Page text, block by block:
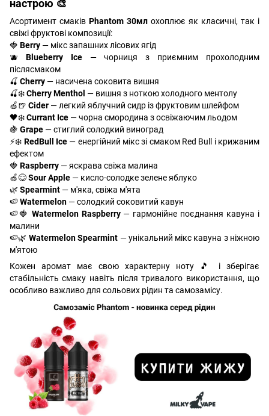
настрою 🎨
Асортимент смаків Phantom 30мл охоплює як класичні, так і
свіжі фруктові композиції:
🍓 Berry — мікс запашних лісових ягід
🫐 Blueberry Ice— чорниця з приємним прохолодним
післясмаком
🍒 Cherry — насичена соковита вишня
🍒❄️Cherry Menthol — вишня з ноткою холодного ментолу
🍏🍺 Cider — легкий яблучний сидр із фруктовим шлейфом
🖤❄️Currant Ice — чорна смородина з освіжаючим льодом
🍇 Grape — стиглий солодкий виноград
⚡❄️ RedBull Ice — енергійний мікс зі смаком Red Bull і крижаним
ефектом
🍓 Raspberry — яскрава свіжа малина
🍏😋Sour Apple — кисло-солодке зелене яблуко
🌿 Spearmint — м'яка, свіжа м'ята
🍉Watermelon — солодкий соковитий кавун
🍉🍓 Watermelon Raspberry— гармонійне поєднання кавуна і
малини
🍉🌿 Watermelon Spearmint — унікальний мікс кавуна з ніжною
м'ятою
Кожен аромат має свою характерну ноту 🎵 і зберігає
стабільність смаку навіть після тривалого використання, що
особливо важливо для сольових рідин та самозамісу.